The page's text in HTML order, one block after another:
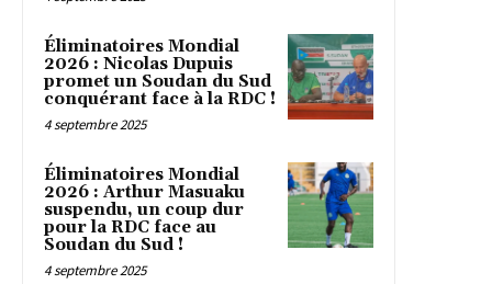
Éliminatoires Mondial
2026 : Nicolas Dupuis
promet un Soudan du Sud
conquérant face à la RDC !
4 septembre 2025
Éliminatoires Mondial
2026 : Arthur Masuaku
suspendu, un coup dur
pour la RDC face au
Soudan du Sud !
4 septembre 2025